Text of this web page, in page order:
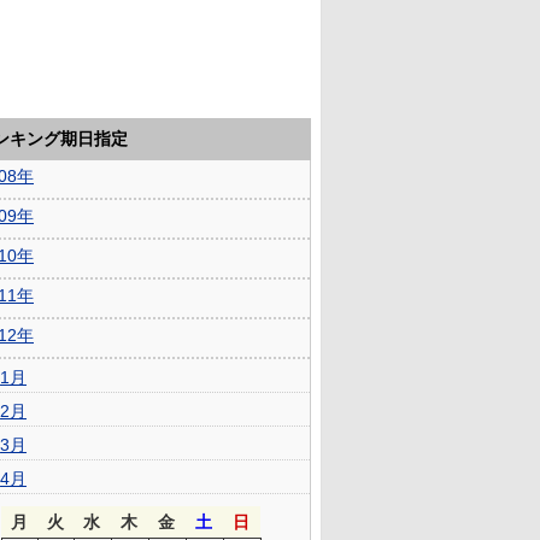
キング期日指定
年
年
年
年
年
1月
2月
3月
4月
月 火 水 木 金 土 日